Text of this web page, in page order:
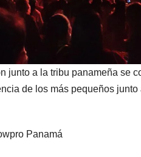
junto a la tribu panameña se
de los más pequeños
Panamá